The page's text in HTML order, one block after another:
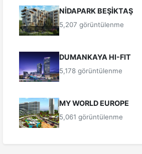
NİDAPARK BEŞİKTAŞ
5,207 görüntülenme
DUMANKAYA HI-FIT
5,178 görüntülenme
MY WORLD EUROPE
5,061 görüntülenme